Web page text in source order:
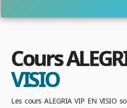
Cours
VISIO
Les cours ALEGRIA VIP EN VISIO